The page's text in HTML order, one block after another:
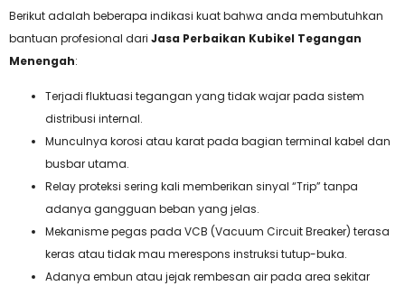
Berikut adalah beberapa indikasi kuat bahwa anda membutuhkan
bantuan profesional dari Jasa Perbaikan Kubikel Tegangan
Menengah:
Terjadi fluktuasi tegangan yang tidak wajar pada sistem
distribusi internal.
Munculnya korosi atau karat pada bagian terminal kabel dan
busbar utama.
Relay proteksi sering kali memberikan sinyal “Trip” tanpa
adanya gangguan beban yang jelas.
Mekanisme pegas pada VCB (Vacuum Circuit Breaker) terasa
keras atau tidak mau merespons instruksi tutup-buka.
Adanya embun atau jejak rembesan air pada area sekitar